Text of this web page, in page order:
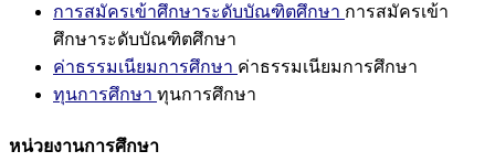
การสมัครเข้าศึกษาระดับบัณฑิตศึกษา การสมัครเข้า
ศึกษาระดับบัณฑิตศึกษา
ค่าธรรมเนียมการศึกษา ค่าธรรมเนียมการศึกษา
ทุนการศึกษา ทุนการศึกษา
หน่วยงานการศึกษา